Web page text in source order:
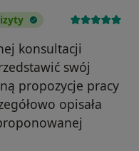
konsultacji
swój
propozycje pracy
opisała